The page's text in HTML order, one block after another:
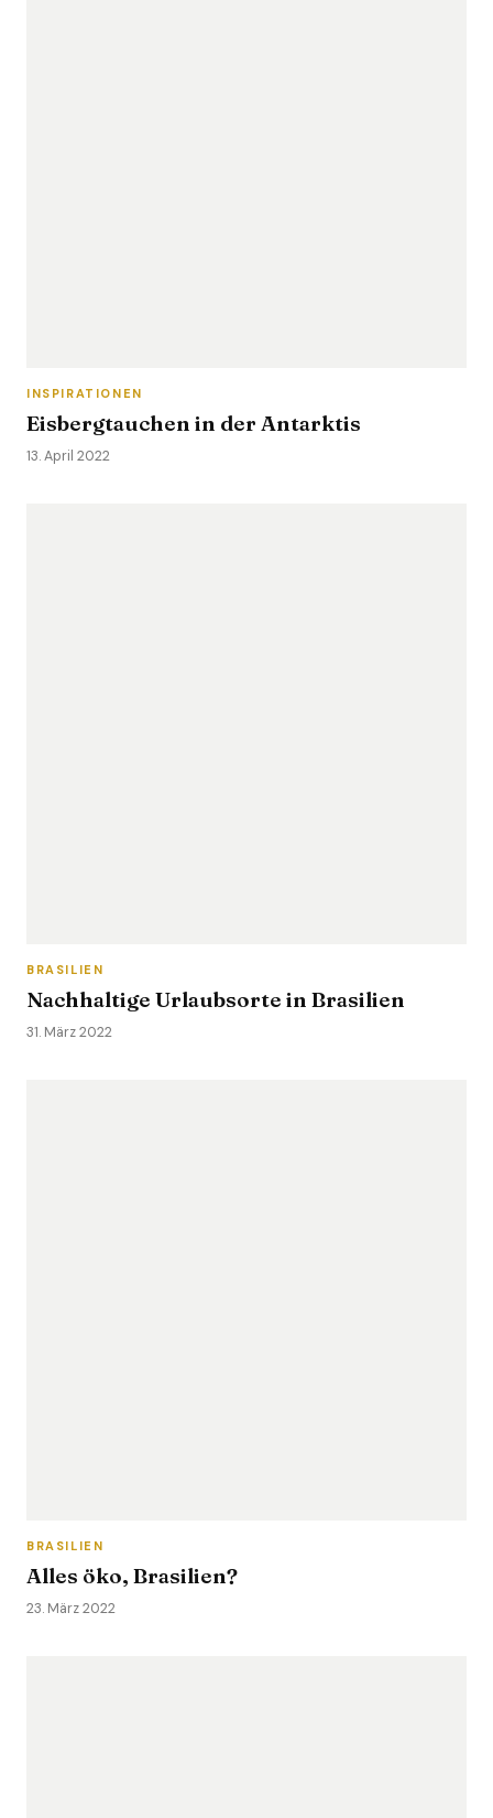
INSPIRATIONEN
Eisbergtauchen in der Antarktis
13. April 2022
BRASILIEN
Nachhaltige Urlaubsorte in Brasilien
31. März 2022
BRASILIEN
Alles öko, Brasilien?
23. März 2022